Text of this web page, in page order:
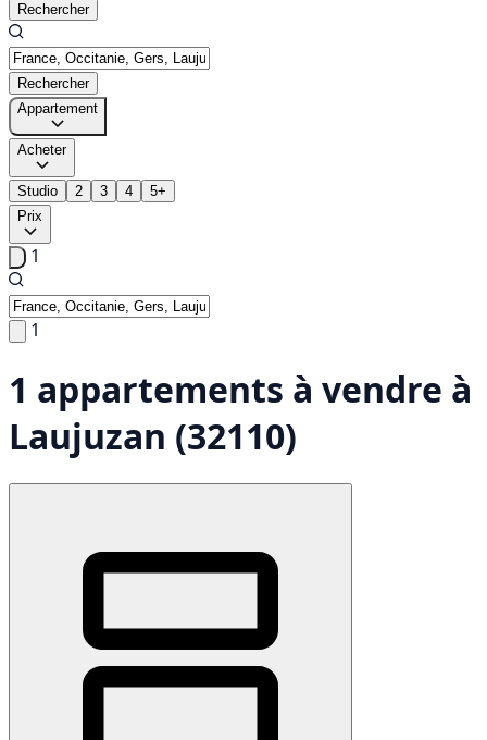
Rechercher
Rechercher
Appartement
Acheter
Studio 2 3 4
5+
Prix
1
1
1 appartements à vendre à
Laujuzan (32110)